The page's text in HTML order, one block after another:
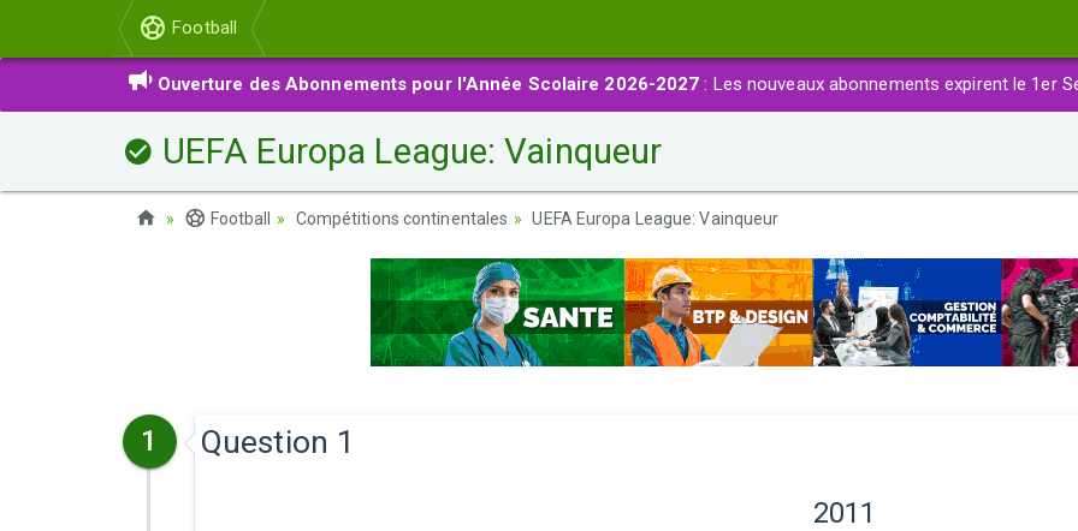
Football
Ouverture des Abonnements pour l'Année Scolaire 2026-2027 : Les nouveaux abonnements expirent le 1er
UEFA Europa League: Vainqueur
Football Compétitions continentales UEFA Europa League: Vainqueur
1 Question 1
2011